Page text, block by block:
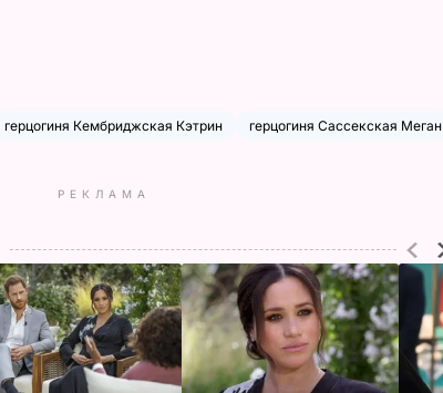
герцогиня Кембриджская Кэтрин
герцогиня Сассекская Меган
РЕКЛАМА